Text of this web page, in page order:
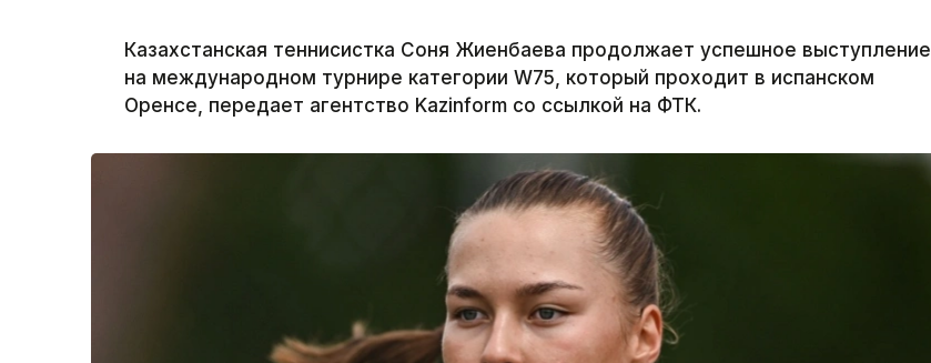
Казахстанская теннисистка Соня Жиенбаева продолжает успешное выступление
на международном турнире категории W75, который проходит в испанском
Оренсе, передает агентство Kazinform со ссылкой на ФТК.